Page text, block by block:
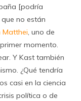
[podría
no están
Matthei, uno de
momento.
Y Kast también
¿Qué tendría
casi en la ciencia
política o de